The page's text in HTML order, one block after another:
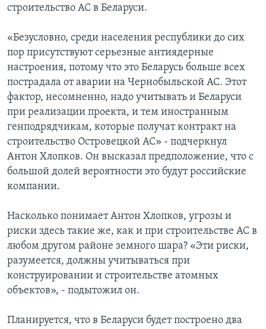
строительство АС в Беларуси.
«Безусловно, среди населения республики до сих
пор присутствуют серьезные антиядерные
настроения, потому что это Беларусь больше всех
пострадала от аварии на Чернобыльской АС. Этот
фактор, несомненно, надо учитывать и Беларуси
при реализации проекта, и тем иностранным
генподрядчикам, которые получат контракт на
строительство Островецкой АС» - подчеркнул
Антон Хлопков. Он высказал предположение, что с
большой долей вероятности это будут российские
компании.
Насколько понимает Антон Хлопков, угрозы и
риски здесь такие же, как и при строительстве АС в
любом другом районе земного шара? «Эти риски,
разумеется, должны учитываться при
конструировании и строительстве атомных
объектов», - подытожил он.
Планируется, что в Беларуси будет построено два